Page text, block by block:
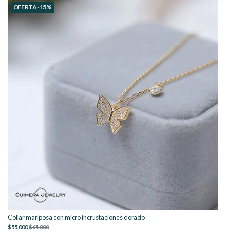
OFERTA -15%
Collar mariposa con micro incrustaciones dorado
$55.000$65.000